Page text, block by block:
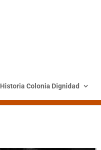
Historia Colonia Dignidad